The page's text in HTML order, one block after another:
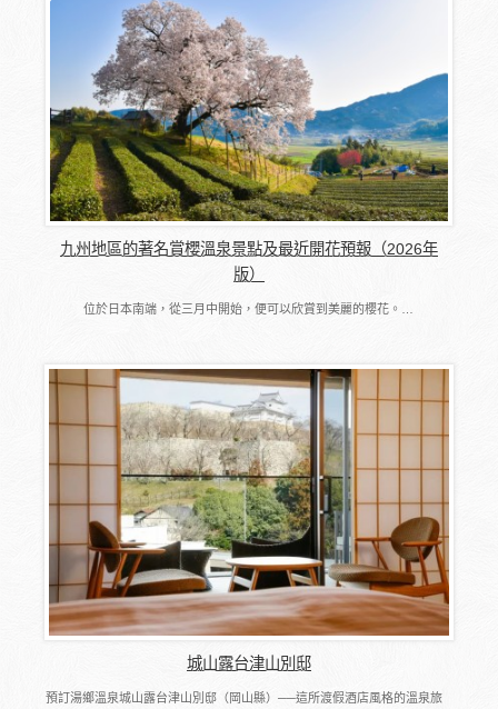
九州地區的著名賞櫻溫泉景點及最近開花預報（2026年
版）
位於日本南端，從三月中開始，便可以欣賞到美麗的櫻花。…
城山露台津山別邸
預訂湯鄉溫泉城山露台津山別邸（岡山縣）──這所渡假酒店風格的溫泉旅